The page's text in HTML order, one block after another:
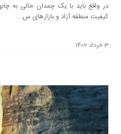
در واقع باید با یک چمدان خالی به
کیفیت منطقه آزاد و بازارهای س...
3 خرداد 1402